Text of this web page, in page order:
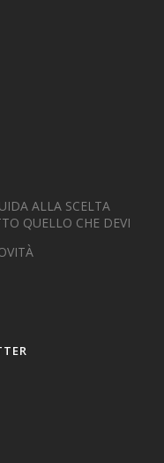
ALLA SCELTA
QUELLO CHE DEVI